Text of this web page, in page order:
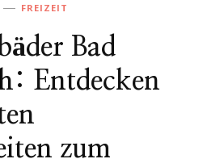
FREIZEIT
Bad
Entdecken
zum